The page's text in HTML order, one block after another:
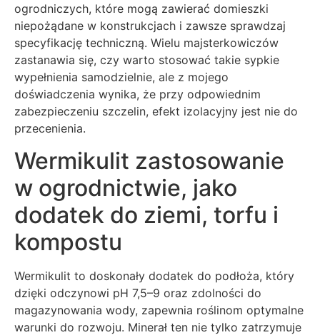
ogrodniczych, które mogą zawierać domieszki
niepożądane w konstrukcjach i zawsze sprawdzaj
specyfikację techniczną. Wielu majsterkowiczów
zastanawia się, czy warto stosować takie sypkie
wypełnienia samodzielnie, ale z mojego
doświadczenia wynika, że przy odpowiednim
zabezpieczeniu szczelin, efekt izolacyjny jest nie do
przecenienia.
Wermikulit zastosowanie
w ogrodnictwie, jako
dodatek do ziemi, torfu i
kompostu
Wermikulit to doskonały dodatek do podłoża, który
dzięki odczynowi pH 7,5–9 oraz zdolności do
magazynowania wody, zapewnia roślinom optymalne
warunki do rozwoju. Minerał ten nie tylko zatrzymuje